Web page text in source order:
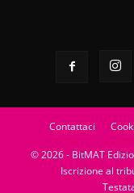
Contattaci
© 2026 - BitMAT
Iscrizione al